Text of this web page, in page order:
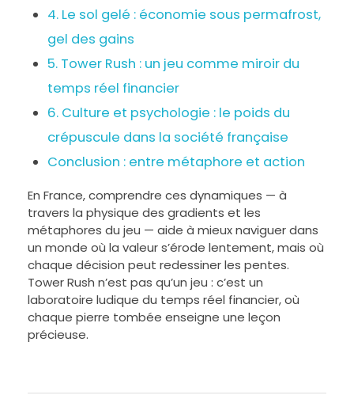
4. Le sol gelé : économie sous permafrost,
gel des gains
5. Tower Rush : un jeu comme miroir du
temps réel financier
6. Culture et psychologie : le poids du
crépuscule dans la société française
Conclusion : entre métaphore et action
En France, comprendre ces dynamiques — à
travers la physique des gradients et les
métaphores du jeu — aide à mieux naviguer dans
un monde où la valeur s’érode lentement, mais où
chaque décision peut redessiner les pentes.
Tower Rush n’est pas qu’un jeu : c’est un
laboratoire ludique du temps réel financier, où
chaque pierre tombée enseigne une leçon
précieuse.